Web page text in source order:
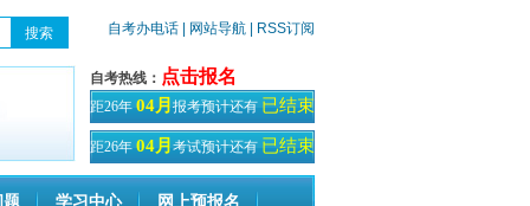
自考办电话 | 网站导航 | RSS订阅
自考热线： 点击报名
距26年 04月 报考预计还有 已结束
天！
距26年 04月 考试预计还有 已结束
天
题 学习中心 网上预报名